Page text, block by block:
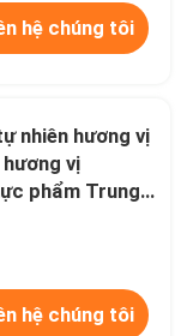
hệ chúng tôi
nhiên hương vị
vị
phẩm Trung
hệ chúng tôi